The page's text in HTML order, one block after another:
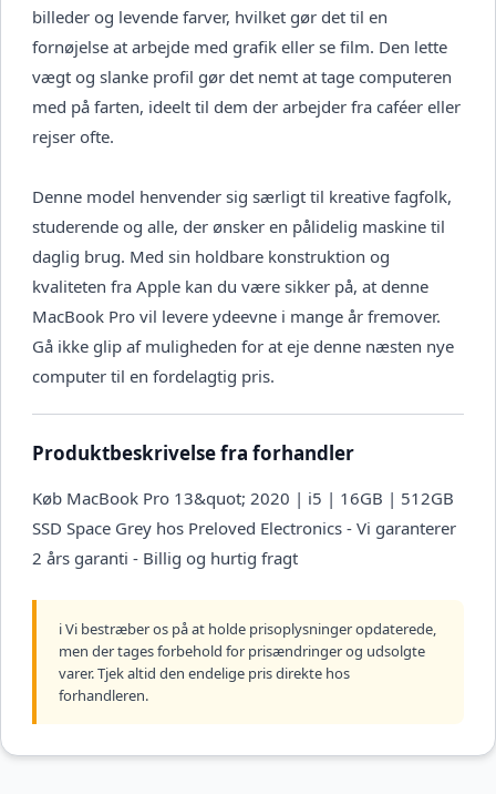
billeder og levende farver, hvilket gør det til en
fornøjelse at arbejde med grafik eller se film. Den lette
vægt og slanke profil gør det nemt at tage computeren
med på farten, ideelt til dem der arbejder fra caféer eller
rejser ofte.
Denne model henvender sig særligt til kreative fagfolk,
studerende og alle, der ønsker en pålidelig maskine til
daglig brug. Med sin holdbare konstruktion og
kvaliteten fra Apple kan du være sikker på, at denne
MacBook Pro vil levere ydeevne i mange år fremover.
Gå ikke glip af muligheden for at eje denne næsten nye
computer til en fordelagtig pris.
Produktbeskrivelse fra forhandler
Køb MacBook Pro 13&quot; 2020 | i5 | 16GB | 512GB
SSD Space Grey hos Preloved Electronics - Vi garanterer
2 års garanti - Billig og hurtig fragt
ℹ️ Vi bestræber os på at holde prisoplysninger opdaterede,
men der tages forbehold for prisændringer og udsolgte
varer. Tjek altid den endelige pris direkte hos
forhandleren.